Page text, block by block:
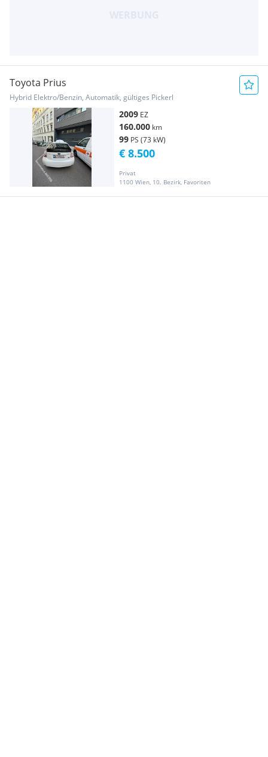
Toyota Prius
Hybrid Elektro/Benzin, Automatik, gültiges Pickerl
2009 EZ
160.000 km
99 PS (73 kW)
Privat
1100 Wien, 10. Bezirk, Favoriten
€ 8.500